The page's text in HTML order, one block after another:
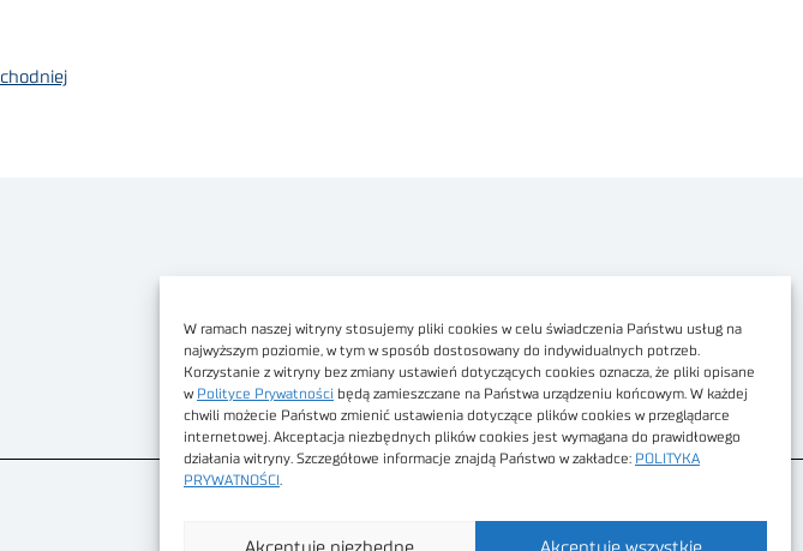
W ramach naszej witryny stosujemy pliki cookies w celu świadczenia Państwu usług na
najwyższym poziomie, w tym w sposób dostosowany do indywidualnych potrzeb.
Korzystanie z witryny bez zmiany ustawień dotyczących cookies oznacza, że pliki opisane
w Polityce Prywatności będą zamieszczane na Państwa urządzeniu końcowym. W każdej
chwili możecie Państwo zmienić ustawienia dotyczące plików cookies w przeglądarce
internetowej. Akceptacja niezbędnych plików cookies jest wymagana do prawidłowego
działania witryny. Szczegółowe informacje znajdą Państwo w zakładce: POLITYKA
PRYWATNOŚCI
Akceptuję wszystkie
Akceptuję niezbędne
Dostępność cyfrowa
Regulamin Portalu
Regulamin sklepu